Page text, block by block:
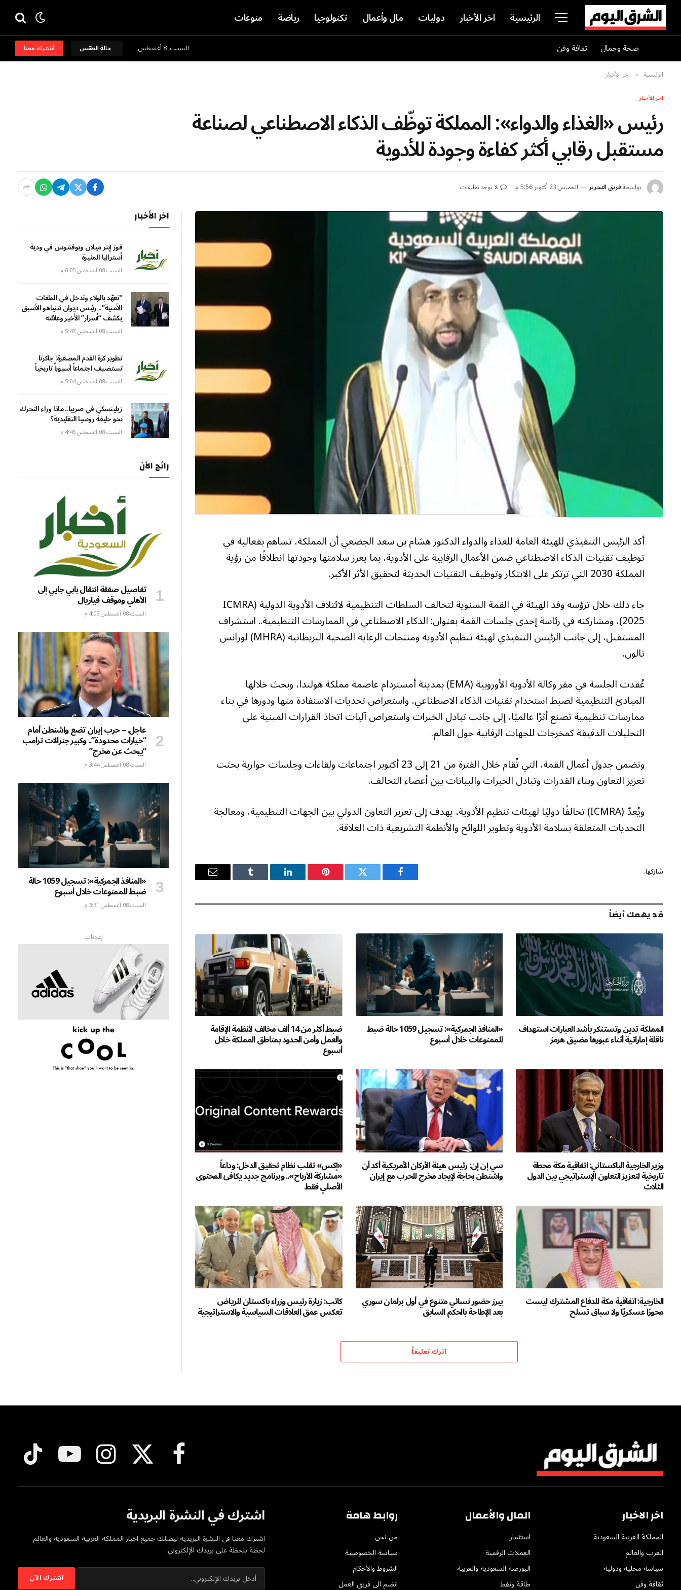
الرئيسية اخر الأخبار دوليات مال وأعمال تكنولوجيا رياضة منوعات
صحة وجمال ثقافة وفن السبت, 8 أغسطس حالة الطقس أشترك معنا
الرئيسية » اخر الأخبار
اخر الأخبار
رئيس «الغذاء والدواء»: المملكة توظّف الذكاء الاصطناعي لصناعة
مستقبل رقابي أكثر كفاءة وجودة للأدوية
بواسطةفريق التحرير الخميس 23 أكتوبر 5:56 م لا توجد تعليقات
أكد الرئيس التنفيذي للهيئة العامة للغذاء والدواء الدكتور هشام بن سعد الجضعي أن المملكة، تساهم بفعالية في
توظيف تقنيات الذكاء الاصطناعي ضمن الأعمال الرقابية على الأدوية، بما يعزز سلامتها وجودتها انطلاقًا من رؤية
المملكة 2030 التي ترتكز على الابتكار وتوظيف التقنيات الحديثة لتحقيق الأثر الأكبر.
جاء ذلك خلال ترؤسه وفد الهيئة في القمة السنوية لتحالف السلطات التنظيمية لائتلاف الأدوية الدولية (ICMRA
2025)، ومشاركته في رئاسة إحدى جلسات القمة بعنوان: الذكاء الاصطناعي في الممارسات التنظيمية.. استشراف
المستقبل، إلى جانب الرئيس التنفيذي لهيئة تنظيم الأدوية ومنتجات الرعاية الصحية البريطانية (MHRA) لورانس
تالون.
عُقدت الجلسة في مقر وكالة الأدوية الأوروبية (EMA) بمدينة أمستردام عاصمة مملكة هولندا، وبحث خلالها
المبادئ التنظيمية لضبط استخدام تقنيات الذكاء الاصطناعي، واستعراض تحديات الاستفادة منها ودورها في بناء
ممارسات تنظيمية تصنع أثرًا عالميًا، إلى جانب تبادل الخبرات واستعراض آليات اتخاذ القرارات المبنية على
التحليلات الدقيقة كمخرجات للجهات الرقابية حول العالم.
وتضمن جدول أعمال القمة، التي تُقام خلال الفترة من 21 إلى 23 أكتوبر اجتماعات ولقاءات وجلسات حوارية بحثت
تعزيز التعاون وبناء القدرات وتبادل الخبرات والبيانات بين أعضاء التحالف.
ويُعدّ (ICMRA) تحالفًا دوليًا لهيئات تنظيم الأدوية، يهدف إلى تعزيز التعاون الدولي بين الجهات التنظيمية، ومعالجة
التحديات المتعلقة بسلامة الأدوية وتطوير اللوائح والأنظمة التشريعية ذات العلاقة.
شاركها.
فيسبوك تويتر بينتيريستلينكدإن Tumblr
البريد
قد يهمك أيضاً
المملكة تدين وتستنكر بأشد العبارات استهداف
ناقلة إماراتية أثناء عبورها مضيق هرمز
«المنافذ الجمركية»: تسجيل 1059 حالة ضبط
للممنوعات خلال أسبوع
ضبط أكثر من 14 ألف مخالف لأنظمة الإقامة
والعمل وأمن الحدود بمناطق المملكة خلال
أسبوع
وزير الخارجية الباكستاني: اتفاقية مكة محطة
تاريخية لتعزيز التعاون الإستراتيجي بين الدول
الثلاث
سي إن إن: رئيس هيئة الأركان الأمريكية أكد أن
واشنطن بحاجة لإيجاد مخرج للحرب مع إيران
«إكس» تقلب نظام تحقيق الدخل: وداعاً
«مشاركة الأرباح».. وبرنامج جديد يكافئ المحتوى
الأصلي فقط
الخارجية: اتفاقية مكة للدفاع المشترك ليست
محورًا عسكريًا ولا سباق تسلح
يبرز حضور نسائي متنوع في أول برلمان سوري
بعد الإطاحة بالحكم السابق
كاتب: زيارة رئيس وزراء باكستان للرياض
تعكس عمق العلاقات السياسية والاستراتيجية
اترك تعليقاً
اخر الأخبار
فوز إنتر ميلان ويوفنتوس في ودية
أستراليا المثيرة
السبت 08 أغسطس 6:05 م
“تعهّد بالولاء وتدخل في الملفات
الأمنية”.. رئيس ديوان نتنياهو الأسبق
يكشف “أسرار” الأخير وعائلته
السبت 08 أغسطس 5:47 م
تطوير كرة القدم المصغرة: جاكرتا
تستضيف اجتماعاً آسيوياً تاريخياً
السبت 08 أغسطس 5:04 م
زيلينسكي في صربيا.. ماذا وراء التحرك
نحو حليفة روسيا التقليدية؟
السبت 08 أغسطس 4:45 م
رائج الآن
تفاصيل صفقة انتقال بابي جايي إلى
الأهلي وموقف فياريال
السبت 08 أغسطس 4:03 م
عاجل. – حرب إيران تضع واشنطن أمام
“خيارات محدودة”.. وكبير جنرالات ترامب
“يبحث عن مخرج”
السبت 08 أغسطس 3:44 م
«المنافذ الجمركية»: تسجيل 1059 حالة
ضبط للممنوعات خلال أسبوع
السبت 08 أغسطس 3:31 م
إعلانات
فيسبوك X الانستغرام يوتيوب تيكتوك
اخر الاخبار
المملكة العربية السعودية
العرب والعالم
سياسة محلية ودولية
ثقافة وفن
المال والأعمال
استثمار
العملات الرقمية
البورصة السعودية والعربية
طاقة ونفط
روابط هامة
من نحن
سياسة الخصوصية
الشروط والأحكام
انضم الى فريق العمل
اشترك في النشرة البريدية
اشترك معنا في النشرة البريدية ليصلك جميع اخبار المملكة العربية السعودية والعالم
لحظة بلحظة على بريدك الإلكتروني.